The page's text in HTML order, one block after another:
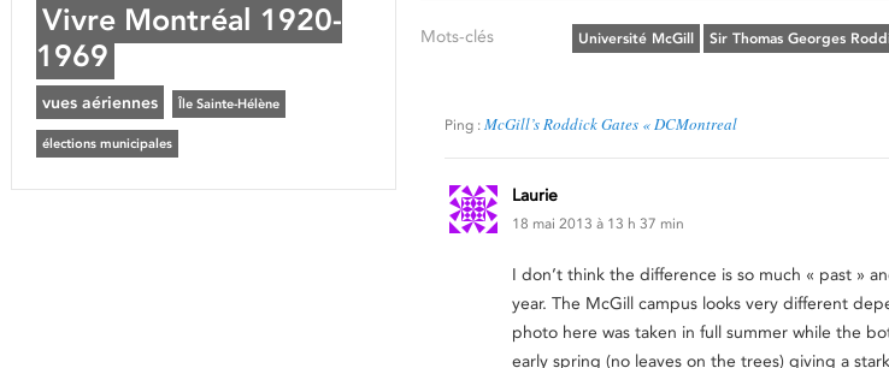
Mots-clés Sir Thomas Georges
Université McGill
Ping : McGill’s Roddick Gates « DCMontreal
Laurie
18 mai 2013 à 13 h 37 min
I don’t think the difference is so much « past »
year. The McGill campus looks very different
photo here was taken in full summer while the
early spring (no leaves on the trees) giving a
Vivre Montréal 1920-
1969
vues aériennes Île Sainte-Hélène
élections municipales